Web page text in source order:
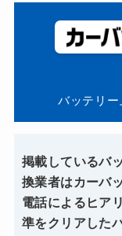
バッテリ
掲載しているバ
換業者はカーバ
電話によるヒア
準をクリアした